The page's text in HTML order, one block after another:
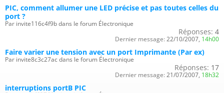
PIC, comment allumer une LED précise et pas toutes celles du
port ?
Par invite116c4f9b dans le forum Électronique
Réponses: 4
Dernier message: 22/10/2007, 14h00
Faire varier une tension avec un port Imprimante (Par ex)
Par invite8c3c27ac dans le forum Électronique
Réponses: 17
Dernier message: 21/07/2007, 18h32
interruptions portB PIC